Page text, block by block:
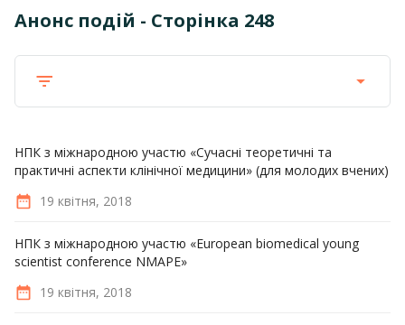
Анонс подій - Сторінка 248
НПК з міжнародною участю «Сучасні теоретичні та
практичні аспекти клінічної медицини» (для молодих вчених)
19 квітня, 2018
НПК з міжнародною участю «European biomedical young
scientist conference NMAPE»
19 квітня, 2018